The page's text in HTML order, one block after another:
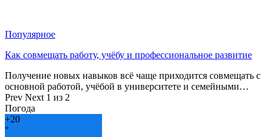
Популярное
Как совмещать работу, учёбу и профессиональное развитие
Получение новых навыков всё чаще приходится совмещать с
основной работой, учёбой в университете и семейными…
Prev Next 1 из 2
Погода
+20
°